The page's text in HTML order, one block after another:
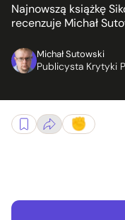
Najnowszą książkę
recenzuje Michał
Michał Sutowski
Publicysta Krytyki